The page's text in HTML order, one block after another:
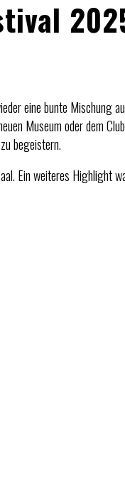
eine bunte Mischung
Museum oder dem
begeistern.
Ein weiteres Highlight